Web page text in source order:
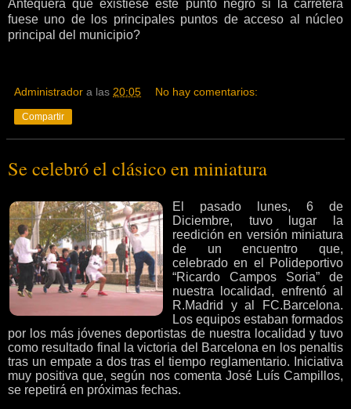
Antequera que existiese este punto negro si la carretera
fuese uno de los principales puntos de acceso al núcleo
principal del municipio?
Administrador a las 20:05 No hay comentarios:
Compartir
Se celebró el clásico en miniatura
El pasado lunes, 6 de
Diciembre, tuvo lugar la
reedición en versión miniatura
de un
encuentro que,
celebrado en el Polideportivo
“Ricardo Campos Soria” de
nuestra localidad, enfrentó al
R.Madrid y al FC.Barcelona.
Los equipos estaban formados
por los más jóvenes deportistas de nuestra localidad y tuvo
como resultado final la victoria del Barcelona en los penaltis
tras un empate a dos tras el tiempo reglamentario. Iniciativa
muy positiva que, según nos comenta José Luís Campillos,
se repetirá en próximas fechas.